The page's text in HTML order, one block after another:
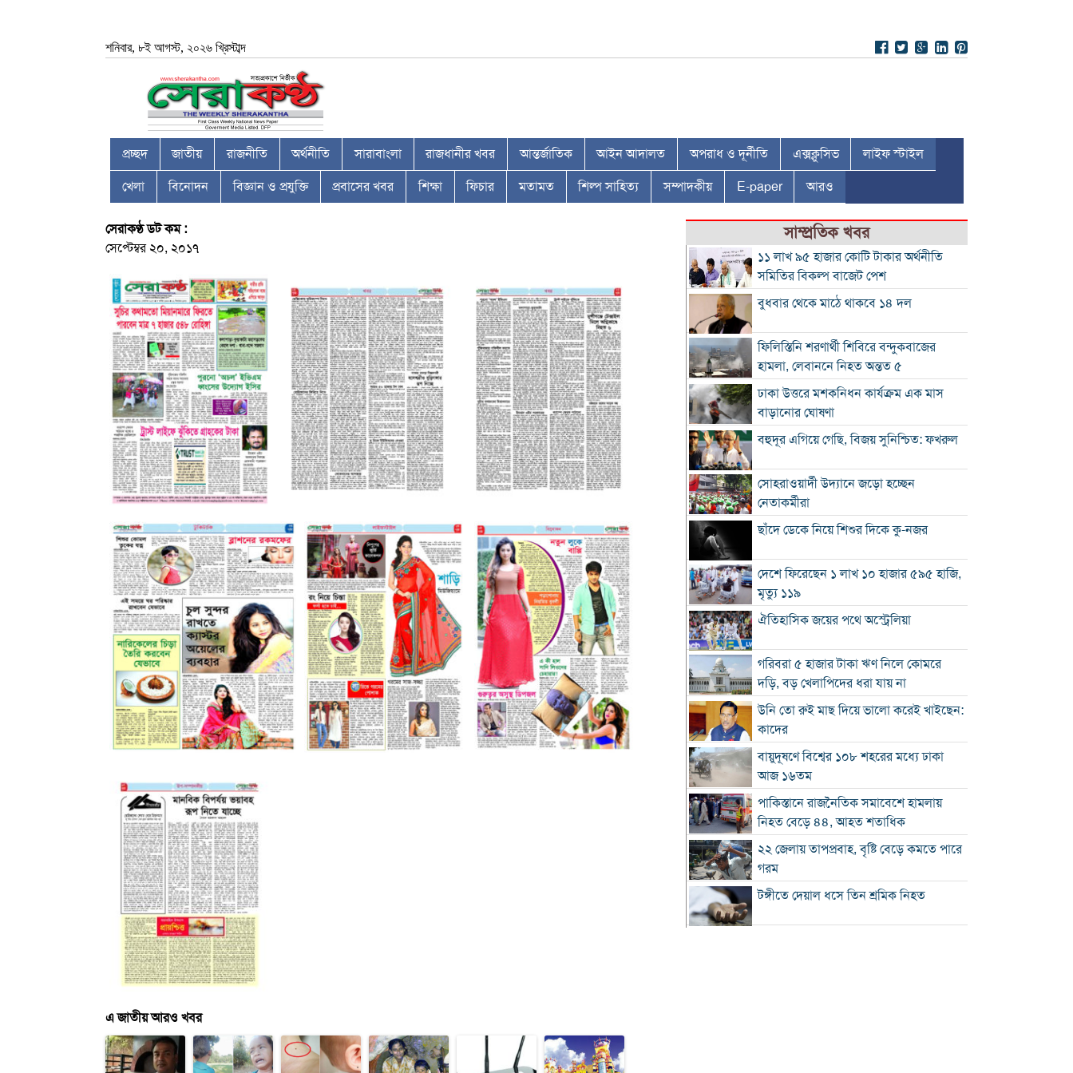
শনিবার, ৮ই আগস্ট, ২০২৬ খ্রিস্টাব্দ
প্রচ্ছদ জাতীয় রাজনীতি অর্থনীতি সারাবাংলা রাজধানীর খবর আন্তর্জাতিক আইন আদালত অপরাধ ও দূর্নীতি এক্সক্লুসিভ লাইফ স্টাইল
খেলা বিনোদন বিজ্ঞান ও প্রযুক্তি প্রবাসের খবর শিক্ষা ফিচার মতামত শিল্প সাহিত্য সম্পাদকীয় E-paper আরও
সেরাকণ্ঠ ডট কম :
সেপ্টেম্বর ২০, ২০১৭
এ জাতীয় আরও খবর
সাম্প্রতিক খবর
১১ লাখ ৯৫ হাজার কোটি টাকার অর্থনীতি
সমিতির বিকল্প বাজেট পেশ
বুধবার থেকে মাঠে থাকবে ১৪ দল
ফিলিস্তিনি শরণার্থী শিবিরে বন্দুকবাজের
হামলা, লেবাননে নিহত অন্তত ৫
ঢাকা উত্তরে মশকনিধন কার্যক্রম এক মাস
বাড়ানোর ঘোষণা
বহুদূর এগিয়ে গেছি, বিজয় সুনিশ্চিত: ফখরুল
সোহরাওয়ার্দী উদ্যানে জড়ো হচ্ছেন
নেতাকর্মীরা
ছাঁদে ডেকে নিয়ে শিশুর দিকে কু-নজর
দেশে ফিরেছেন ১ লাখ ১০ হাজার ৫৯৫ হাজি,
মৃত্যু ১১৯
ঐতিহাসিক জয়ের পথে অস্ট্রেলিয়া
গরিবরা ৫ হাজার টাকা ঋণ নিলে কোমরে
দড়ি, বড় খেলাপিদের ধরা যায় না
উনি তো রুই মাছ দিয়ে ভালো করেই খাইছেন:
কাদের
বায়ুদূষণে বিশ্বের ১০৮ শহরের মধ্যে ঢাকা
আজ ১৬তম
পাকিস্তানে রাজনৈতিক সমাবেশে হামলায়
নিহত বেড়ে ৪৪, আহত শতাধিক
২২ জেলায় তাপপ্রবাহ, বৃষ্টি বেড়ে কমতে পারে
গরম
টঙ্গীতে দেয়াল ধসে তিন শ্রমিক নিহত